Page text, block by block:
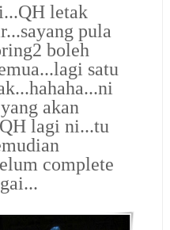
letak
pula
boleh
satu
akan
lagi ni...tu
complete